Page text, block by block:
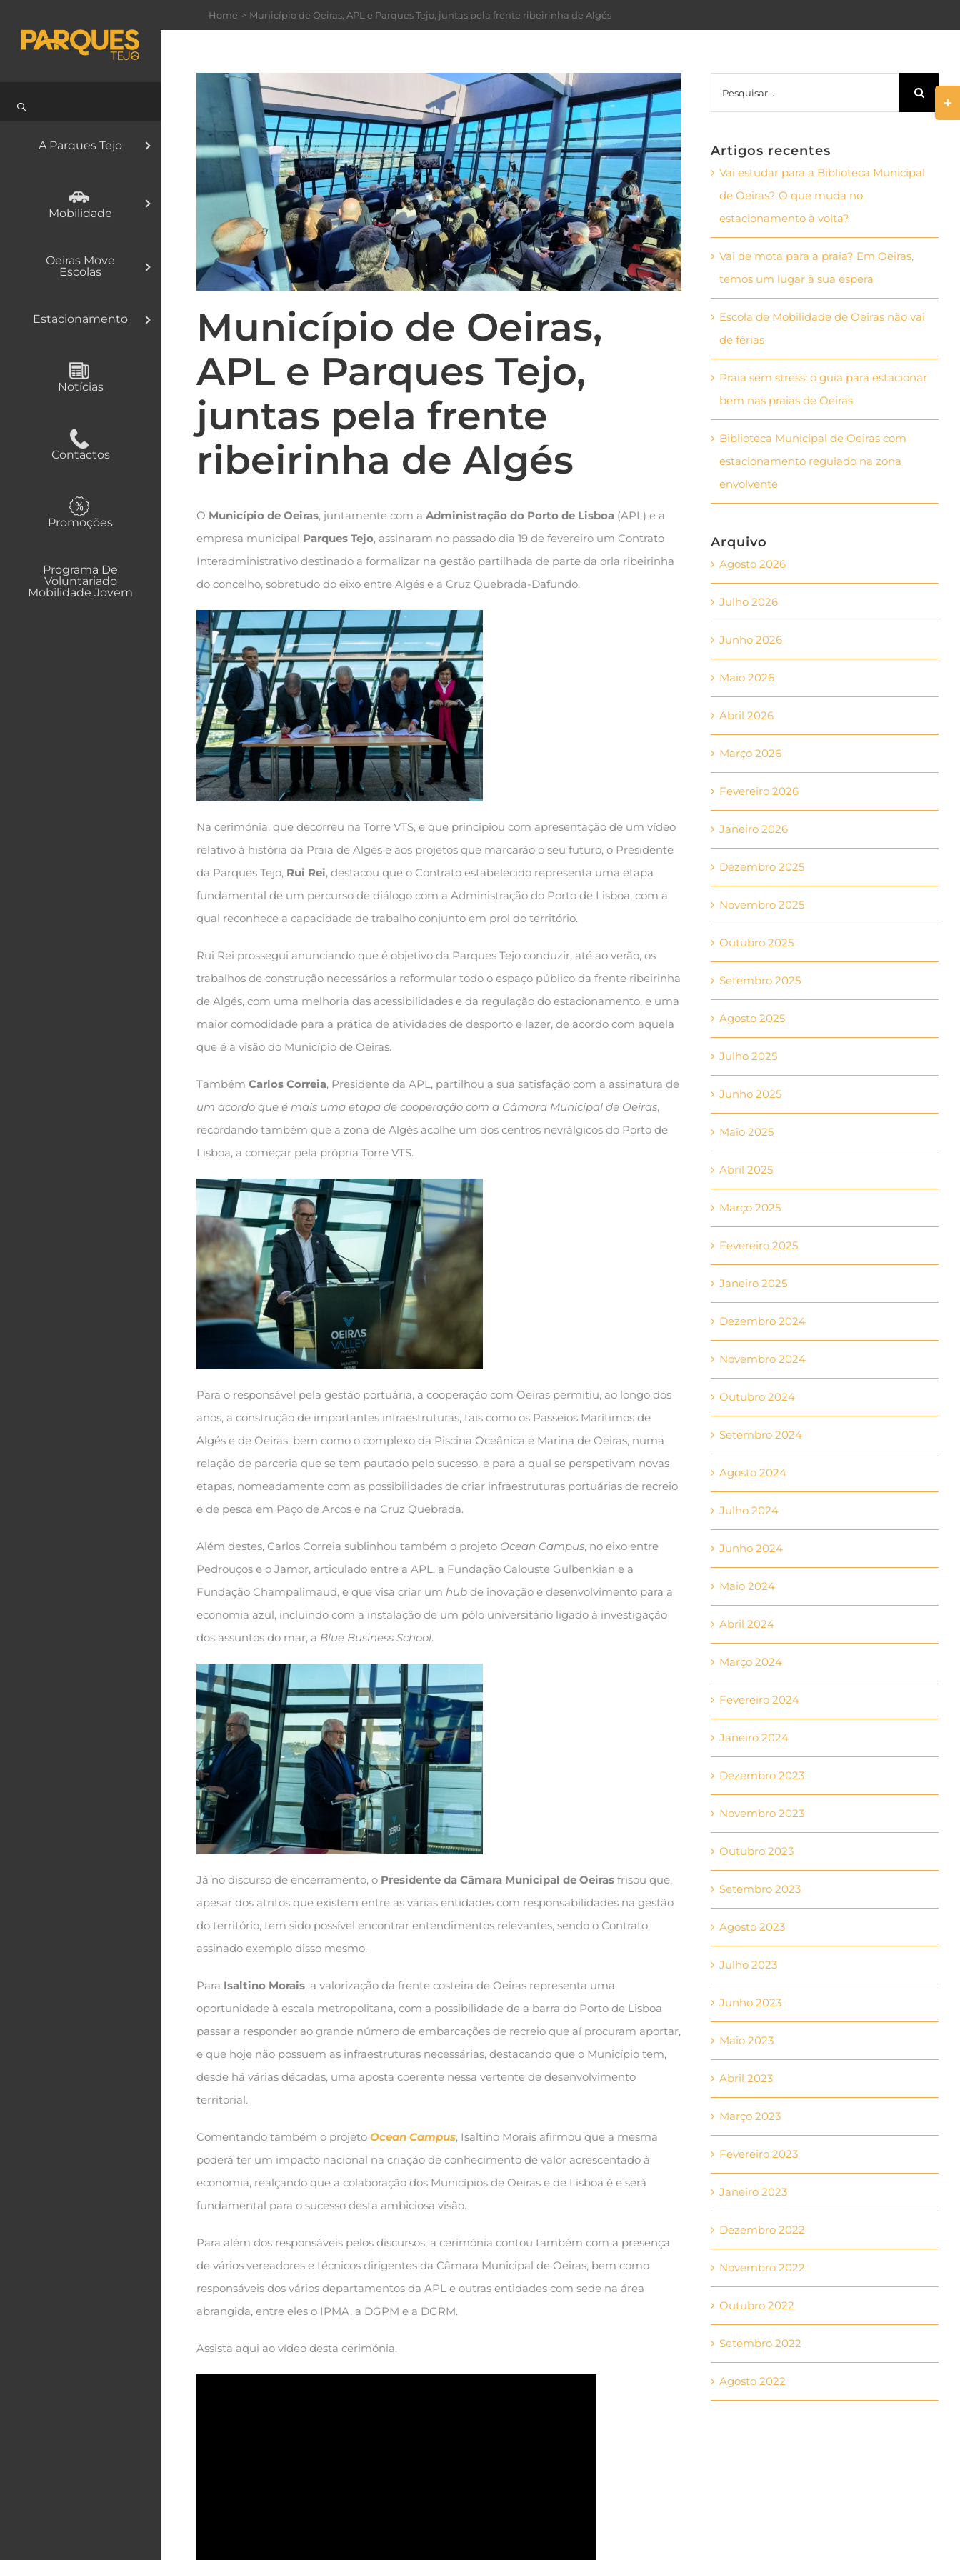
A Parques Tejo
Mobilidade
Oeiras Move
Escolas
Estacionamento
Notícias
Contactos
Promoções
Programa De
Voluntariado
Mobilidade Jovem
to
Home Município de Oeiras, APL e Parques Tejo, juntas pela frente ribeirinha de Algés
Município de Oeiras,
APL e Parques Tejo,
juntas pela frente
ribeirinha de Algés
O Município de Oeiras, juntamente com a Administração do Porto de Lisboa(APL) e a
empresa municipal Parques Tejo, assinaram no passado dia 19 de fevereiro um Contrato
Interadministrativo destinado a formalizar na gestão partilhada de parte da orla ribeirinha
do concelho, sobretudo do eixo entre Algés e a Cruz Quebrada-Dafundo.
Na cerimónia, que decorreu na Torre VTS, e que principiou com apresentação de um vídeo
relativo à história da Praia de Algés e aos projetos que marcarão o seu futuro, o Presidente
da Parques Tejo, Rui Rei, destacou que o Contrato estabelecido representa uma etapa
fundamental de um percurso de diálogo com a Administração do Porto de Lisboa, com a
qual reconhece a capacidade de trabalho conjunto em prol do território.
Rui Rei prossegui anunciando que é objetivo da Parques Tejo conduzir, até ao verão, os
trabalhos de construção necessários a reformular todo o espaço público da frente ribeirinha
de Algés, com uma melhoria das acessibilidades e da regulação do estacionamento, e uma
maior comodidade para a prática de atividades de desporto e lazer, de acordo com aquela
que é a visão do Município de Oeiras.
Também Carlos Correia, Presidente da APL, partilhou a sua satisfação com a assinatura de
um acordo que é mais uma etapa de cooperação com a Câmara Municipal de Oeiras,
recordando também que a zona de Algés acolhe um dos centros nevrálgicos do Porto de
Lisboa, a começar pela própria Torre VTS.
Para o responsável pela gestão portuária, a cooperação com Oeiras permitiu, ao longo dos
anos, a construção de importantes infraestruturas, tais como os Passeios Marítimos de
Algés e de Oeiras, bem como o complexo da Piscina Oceânica e Marina de Oeiras, numa
relação de parceria que se tem pautado pelo sucesso, e para a qual se perspetivam novas
etapas, nomeadamente com as possibilidades de criar infraestruturas portuárias de recreio
e de pesca em Paço de Arcos e na Cruz Quebrada.
Além destes, Carlos Correia sublinhou também o projeto Ocean Campus, no eixo entre
Pedrouços e o Jamor, articulado entre a APL, a Fundação Calouste Gulbenkian e a
Fundação Champalimaud, e que visa criar um hubde inovação e desenvolvimento para a
economia azul, incluindo com a instalação de um pólo universitário ligado à investigação
dos assuntos do mar, a Blue Business School.
Já no discurso de encerramento, o Presidente da Câmara Municipal de Oeirasfrisou que,
apesar dos atritos que existem entre as várias entidades com responsabilidades na gestão
do território, tem sido possível encontrar entendimentos relevantes, sendo o Contrato
assinado exemplo disso mesmo.
Para Isaltino Morais, a valorização da frente costeira de Oeiras representa uma
oportunidade à escala metropolitana, com a possibilidade de a barra do Porto de Lisboa
passar a responder ao grande número de embarcações de recreio que aí procuram aportar,
e que hoje não possuem as infraestruturas necessárias, destacando que o Município tem,
desde há várias décadas, uma aposta coerente nessa vertente de desenvolvimento
territorial.
Comentando também o projeto Ocean Campus, Isaltino Morais afirmou que a mesma
poderá ter um impacto nacional na criação de conhecimento de valor acrescentado à
economia, realçando que a colaboração dos Municípios de Oeiras e de Lisboa é e será
fundamental para o sucesso desta ambiciosa visão.
Para além dos responsáveis pelos discursos, a cerimónia contou também com a presença
de vários vereadores e técnicos dirigentes da Câmara Municipal de Oeiras, bem como
responsáveis dos vários departamentos da APL e outras entidades com sede na área
abrangida, entre eles o IPMA, a DGPM e a DGRM.
Assista aqui ao vídeo desta cerimónia.
Artigos recentes
Vai estudar para a Biblioteca Municipal
de Oeiras? O que muda no
estacionamento à volta?
Vai de mota para a praia? Em Oeiras,
temos um lugar à sua espera
Escola de Mobilidade de Oeiras não vai
de férias
Praia sem stress: o guia para estacionar
bem nas praias de Oeiras
Biblioteca Municipal de Oeiras com
estacionamento regulado na zona
envolvente
Arquivo
Agosto 2026
Julho 2026
Junho 2026
Maio 2026
Abril 2026
Março 2026
Fevereiro 2026
Janeiro 2026
Dezembro 2025
Novembro 2025
Outubro 2025
Setembro 2025
Agosto 2025
Julho 2025
Junho 2025
Maio 2025
Abril 2025
Março 2025
Fevereiro 2025
Janeiro 2025
Dezembro 2024
Novembro 2024
Outubro 2024
Setembro 2024
Agosto 2024
Julho 2024
Junho 2024
Maio 2024
Abril 2024
Março 2024
Fevereiro 2024
Janeiro 2024
Dezembro 2023
Novembro 2023
Outubro 2023
Setembro 2023
Agosto 2023
Julho 2023
Junho 2023
Maio 2023
Abril 2023
Março 2023
Fevereiro 2023
Janeiro 2023
Dezembro 2022
Novembro 2022
Outubro 2022
Setembro 2022
Agosto 2022